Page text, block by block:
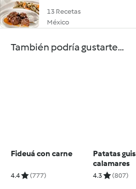
13 Recetas
México
También podría gustarte...
Fideuá con carne
4.4 (777)
Patatas
calamares
4.3 (807)